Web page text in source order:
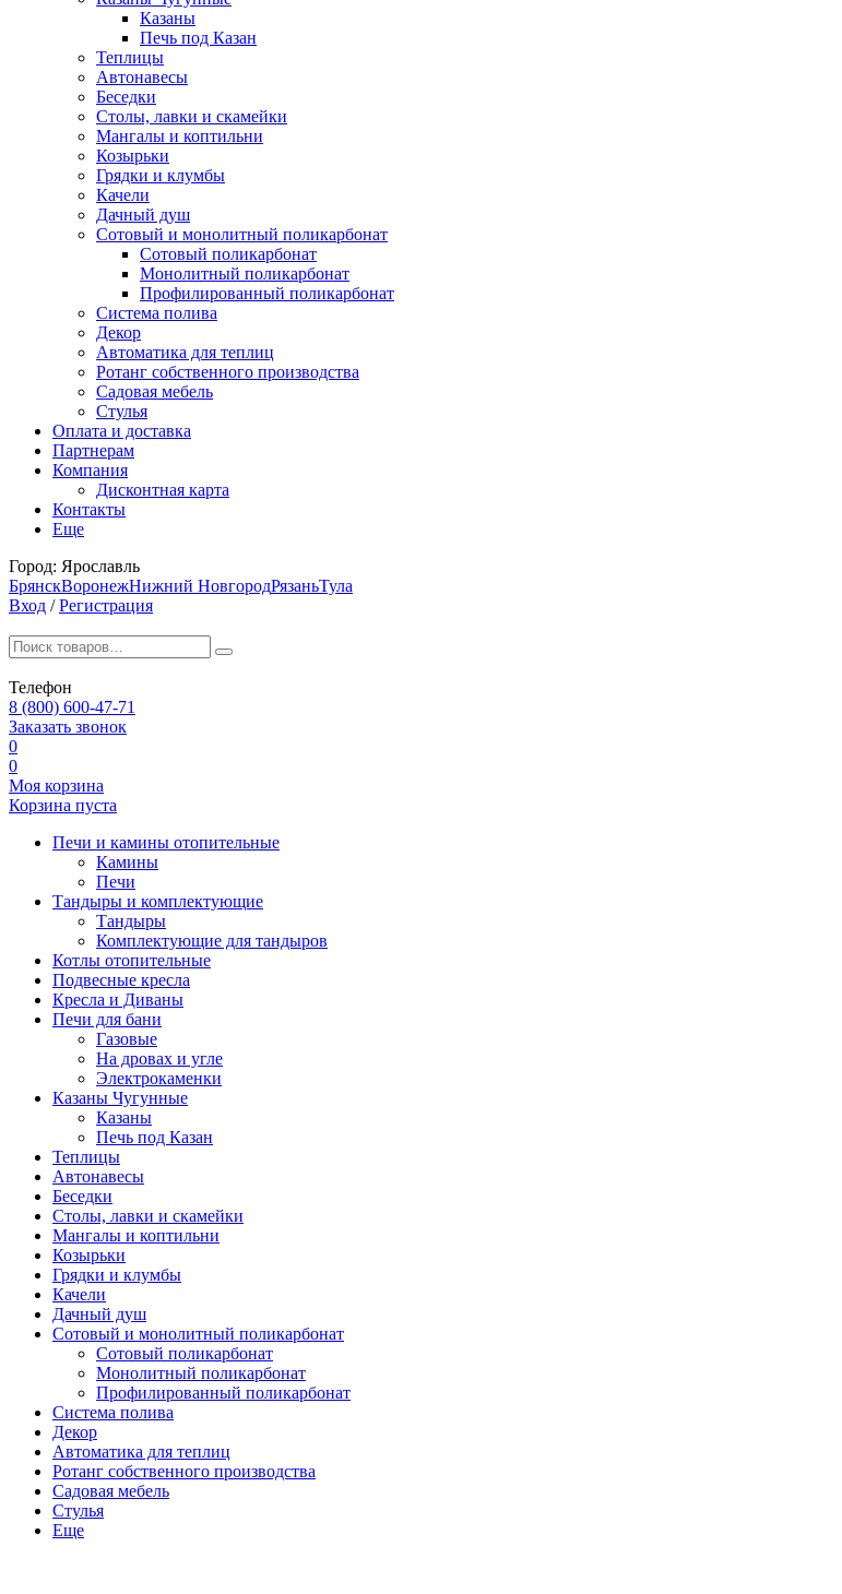
Казаны
Печь под Казан
Теплицы
Автонавесы
Беседки
Столы, лавки и скамейки
Мангалы и коптильни
Козырьки
Грядки и клумбы
Качели
Дачный душ
Сотовый и монолитный поликарбонат
Сотовый поликарбонат
Монолитный поликарбонат
Профилированный поликарбонат
Система полива
Декор
Автоматика для теплиц
Ротанг собственного производства
Садовая мебель
Стулья
Оплата и доставка
Партнерам
Компания
Дисконтная карта
Контакты
Еще
Город: Ярославль
БрянскВоронежНижний НовгородРязаньТула
Вход / Регистрация
Телефон
8 (800) 600-47-71
Заказать звонок
0
0
Моя корзина
Корзина пуста
Печи и камины отопительные
Камины
Печи
Тандыры и комплектующие
Тандыры
Комплектующие для тандыров
Котлы отопительные
Подвесные кресла
Кресла и Диваны
Печи для бани
Газовые
На дровах и угле
Электрокаменки
Казаны Чугунные
Казаны
Печь под Казан
Теплицы
Автонавесы
Беседки
Столы, лавки и скамейки
Мангалы и коптильни
Козырьки
Грядки и клумбы
Качели
Дачный душ
Сотовый и монолитный поликарбонат
Сотовый поликарбонат
Монолитный поликарбонат
Профилированный поликарбонат
Система полива
Декор
Автоматика для теплиц
Ротанг собственного производства
Садовая мебель
Стулья
Еще